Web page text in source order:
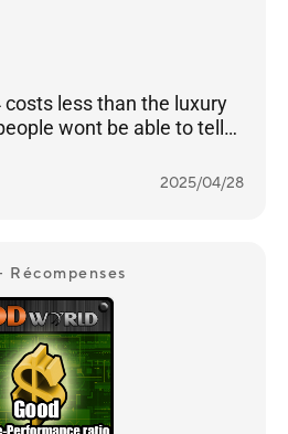
costs less than the luxury
wont be able to tell
2025/04/28
Récompenses